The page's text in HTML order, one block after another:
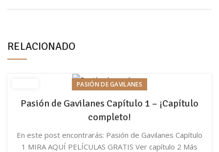
RELACIONADO
PASIÓN DE GAVILANES
Pasión de Gavilanes Capítulo 1 – ¡Capítulo
completo!
En este post encontrarás: Pasión de Gavilanes Capítulo
1 MIRA AQUÍ PELÍCULAS GRATIS Ver capítulo 2 Más